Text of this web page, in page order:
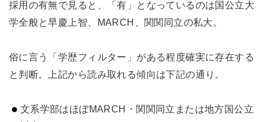
採用の有無で見ると、「有」となっているのは国公立大
学全般と早慶上智、MARCH、関関同立の私大。
俗に言う「学歴フィルター」がある程度確実に存在する
と判断。上記から読み取れる傾向は下記の通り。
文系学部はほぼMARCH・関関同立または地方国公立